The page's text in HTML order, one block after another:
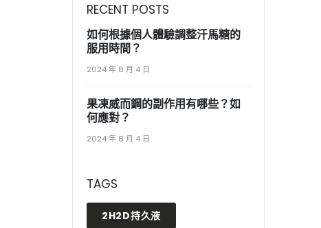
RECENT POSTS
如何根據個人體驗調整汗馬糖的
服用時間？
2024 年 8 月 4 日
果凍威而鋼的副作用有哪些？如
何應對？
2024 年 8 月 4 日
TAGS
2H2D持久液